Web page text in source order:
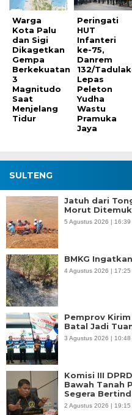
Warga
Kota Palu
dan Sigi
Dikagetkan
Gempa
Berkekuatan
3
Magnitudo
Saat
Menjelang
Tidur
Peringati
HUT
Infanteri
ke-75,
Danrem
132/
Lepas
Peleton
Yudha
Wastu
Pramuka
Jaya
SULTENG
Jatuh dari
Morut
5 Agustus 2026 | 16:39
BMKG
4 Agustus 2026 | 17:25
Pemprov
Batal Jadi
3 Agustus 2026 | 10:48
Komisi III
Bawah Tanah
Segera
2 Agustus 2026 | 19:15